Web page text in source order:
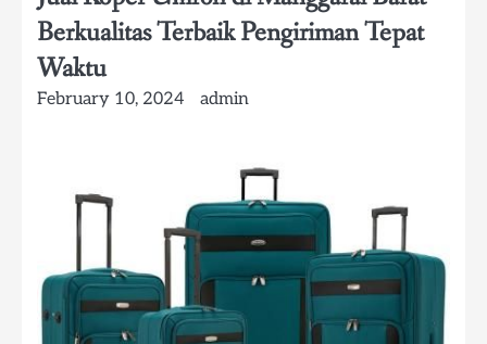
Berkualitas Terbaik Pengiriman Tepat
Waktu
February 10, 2024 admin